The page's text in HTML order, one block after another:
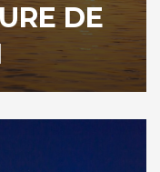
DE